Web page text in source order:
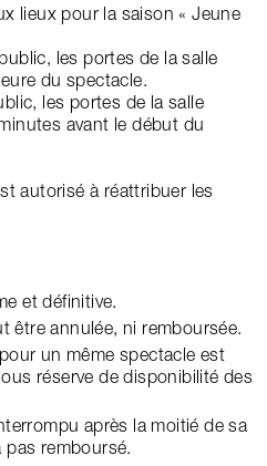
lieux pour la saison « Jeune
les portes de la salle
du spectacle.
les portes de la salle
avant le début du
autorisé à réattribuer les
et définitive.
être annulée, ni remboursée.
un même spectacle est
réserve de disponibilité des
après la moitié de sa
pas remboursé.